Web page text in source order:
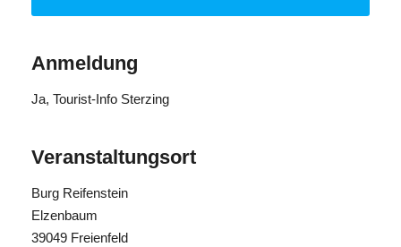
Anmeldung
Ja, Tourist-Info Sterzing
Veranstaltungsort
Burg Reifenstein
Elzenbaum
39049 Freienfeld